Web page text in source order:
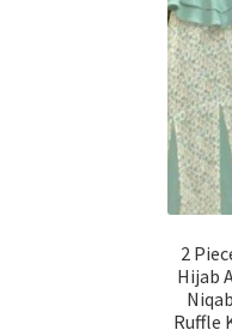
2
Hijab
Ruffle